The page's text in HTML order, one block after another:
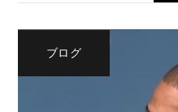
ブログ